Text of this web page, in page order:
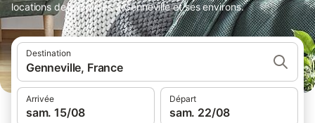
locations de vacances à Genneville et ses environs.
Destination
Genneville, France
Arrivée
sam. 15/08
Départ
sam. 22/08